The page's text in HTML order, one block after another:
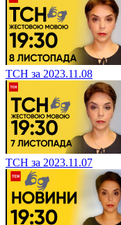
ТСН за 2023.11.08
ТСН за 2023.11.07